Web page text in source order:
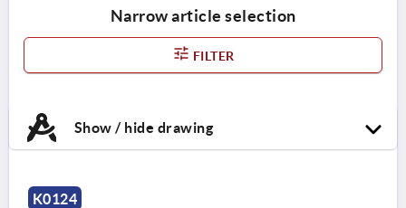
Narrow article selection
FILTER
Show / hide drawing
K0124